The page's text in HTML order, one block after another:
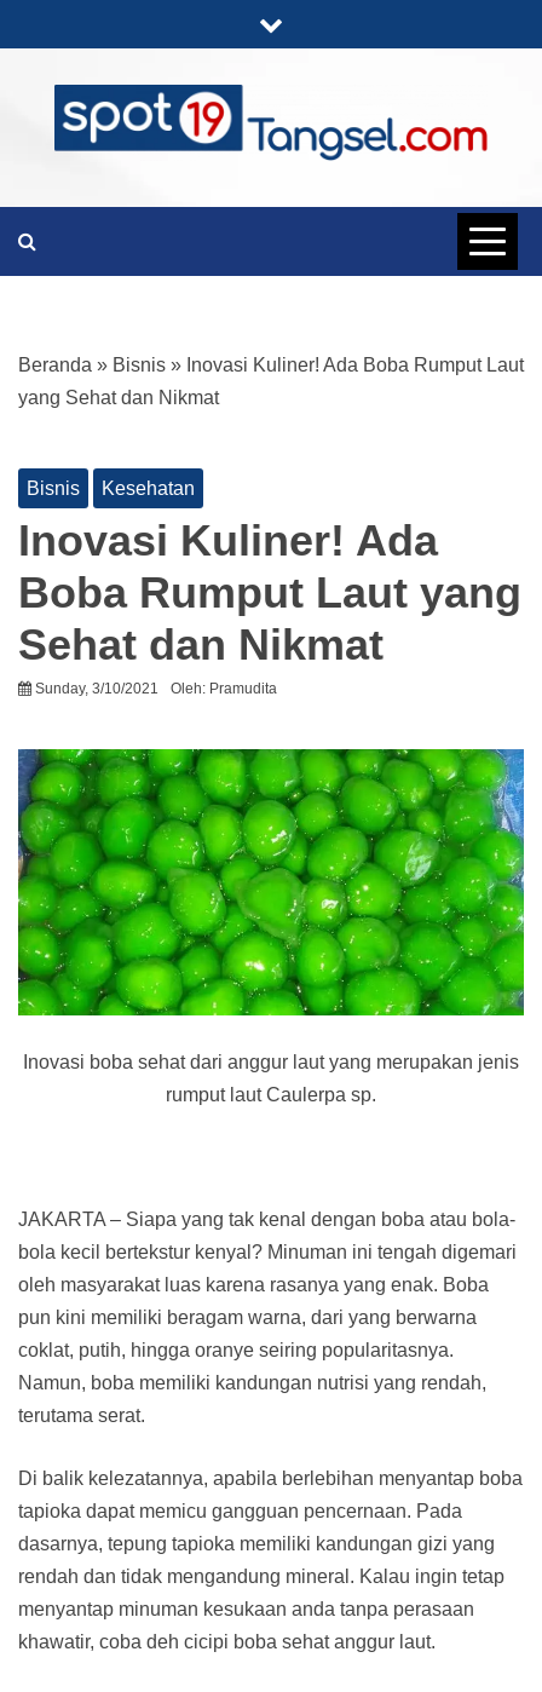
to
content
SPOT19
Beranda » Bisnis » Inovasi Kuliner! Ada Boba Rumput Laut
yang Sehat dan Nikmat
Bisnis Kesehatan
Inovasi Kuliner! Ada
Boba Rumput Laut yang
Sehat dan Nikmat
Sunday, 3/10/2021 Oleh: Pramudita
Inovasi boba sehat dari anggur laut yang merupakan jenis
rumput laut Caulerpa sp.
JAKARTA – Siapa yang tak kenal dengan boba atau bola-
bola kecil bertekstur kenyal? Minuman ini tengah digemari
oleh masyarakat luas karena rasanya yang enak. Boba
pun kini memiliki beragam warna, dari yang berwarna
coklat, putih, hingga oranye seiring popularitasnya.
Namun, boba memiliki kandungan nutrisi yang rendah,
terutama serat.
Di balik kelezatannya, apabila berlebihan menyantap boba
tapioka dapat memicu gangguan pencernaan. Pada
dasarnya, tepung tapioka memiliki kandungan gizi yang
rendah dan tidak mengandung mineral. Kalau ingin tetap
menyantap minuman kesukaan anda tanpa perasaan
khawatir, coba deh cicipi boba sehat anggur laut.